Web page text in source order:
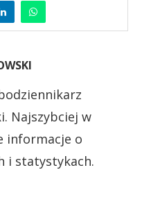
Najszybciej w
informacje o
i statystykach.